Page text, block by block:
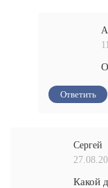
Ответить
Сергей
Какой